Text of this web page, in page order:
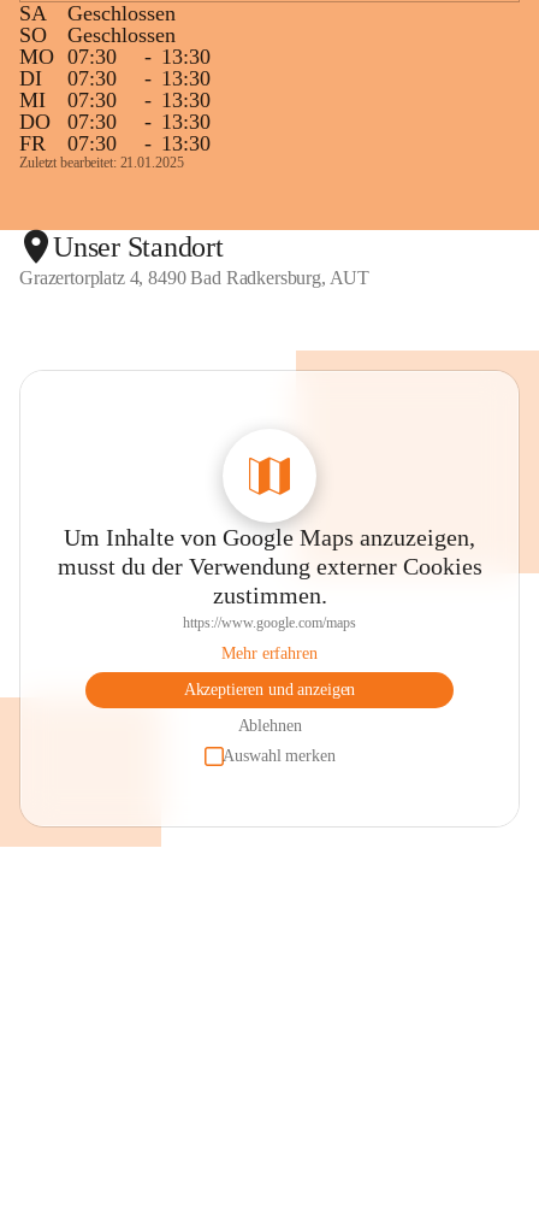
SA
Geschlossen
SO
Geschlossen
MO 07:30 - 13:30
DI
07:30 - 13:30
MI
07:30 - 13:30
DO
07:30 - 13:30
FR
07:30 - 13:30
Zuletzt bearbeitet: 21.01.2025
Unser Standort
Grazertorplatz 4, 8490 Bad Radkersburg, AUT
Um Inhalte von Google Maps anzuzeigen,
musst du der Verwendung externer Cookies
zustimmen.
https://www.google.com/maps
Mehr erfahren
Akzeptieren und anzeigen
Ablehnen
Auswahl merken